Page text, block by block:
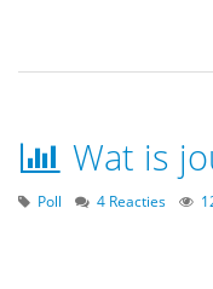
Wat is
Poll 4 Reacties